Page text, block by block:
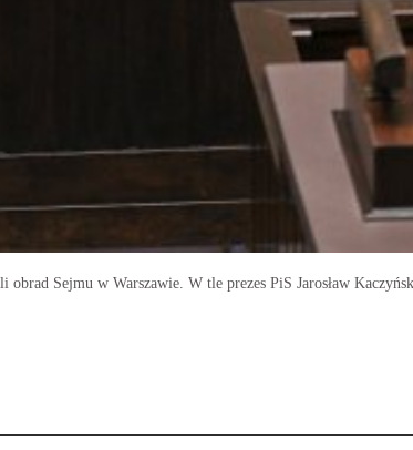
Sejmu w Warszawie. W tle prezes PiS Jarosław